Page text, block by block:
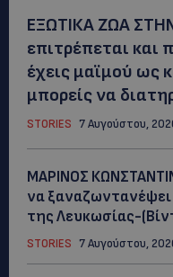
ΕΞΩΤΙΚΑ ΖΩΑ
επιτρέπεται και
έχεις μαϊμού ως
μπορείς να
STORIES 7 Αυγούστου,
ΜΑΡΙΝΟΣ
να ξαναζωντανέψει
της Λευκωσίας-
STORIES 7 Αυγούστου,